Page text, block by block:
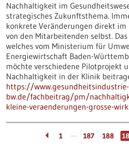
Nachhaltigkeit im
strategisches Zukunftsthema.
konkrete Veränderungen direkt
von den Mitarbeitenden selbst.
welches vom Ministerium für
Energiewirtschaft Baden-
möchte verschiedene Pilotprojekt
Nachhaltigkeit in der Klinik
https://www.gesundheitsindustrie-
bw.de/fachbeitrag/pm/
kleine-veraenderungen-grosse-
1 … 187 188